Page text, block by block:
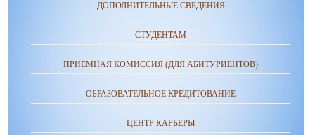
ДОПОЛНИТЕЛЬНЫЕ СВЕДЕНИЯ
СТУДЕНТАМ
ПРИЕМНАЯ КОМИССИЯ (ДЛЯ АБИТУРИЕНТОВ)
ОБРАЗОВАТЕЛЬНОЕ КРЕДИТОВАНИЕ
ЦЕНТР КАРЬЕРЫ